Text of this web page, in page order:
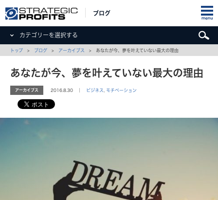
ブログ
カテゴリーを選択する
トップ > ブログ > アーカイブス > あなたが今、夢を叶えていない最大の理由
あなたが今、夢を叶えていない最大の理由
アーカイブス 2016.8.30 ｜ ビジネス モチベーション